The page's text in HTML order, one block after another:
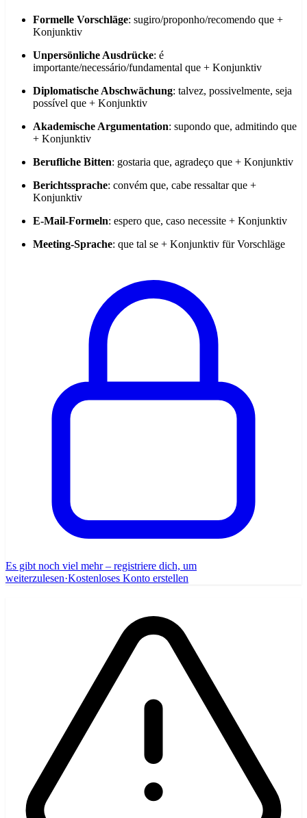
Formelle Vorschläge: sugiro/proponho/recomendo que +
Konjunktiv
Unpersönliche Ausdrücke: é
importante/necessário/fundamental que + Konjunktiv
Diplomatische Abschwächung: talvez, possivelmente, seja
possível que + Konjunktiv
Akademische Argumentation: supondo que, admitindo que
+ Konjunktiv
Berufliche Bitten: gostaria que, agradeço que + Konjunktiv
Berichtssprache: convém que, cabe ressaltar que +
Konjunktiv
E-Mail-Formeln: espero que, caso necessite + Konjunktiv
Meeting-Sprache: que tal se + Konjunktiv für Vorschläge
Es gibt noch viel mehr – registriere dich, um
weiterzulesen·Kostenloses Konto erstellen